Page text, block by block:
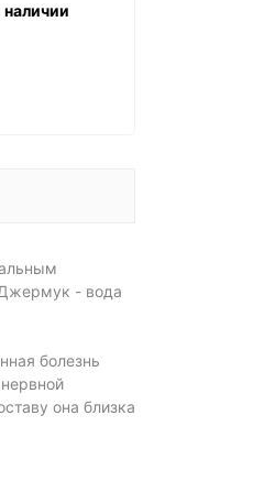
наличии
- вода
болезнь
она близка